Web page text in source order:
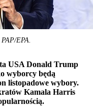
EPA.
USA Donald Trump
wyborcy będą
listopadowe wybory.
Kamala Harris